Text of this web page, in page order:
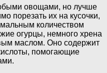
овощами, но лучше
порезать их на кусочки,
количеством
огурцы, немного хрена
маслом. Оно содержит
помогающие